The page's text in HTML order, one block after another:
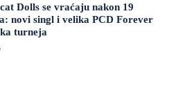
Dolls se vraćaju nakon 19
novi singl i velika PCD Forever
turneja